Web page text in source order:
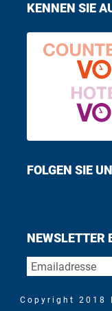
KENNEN SIE
FOLGEN SIE
NEWSLETTER
Copyright 2018